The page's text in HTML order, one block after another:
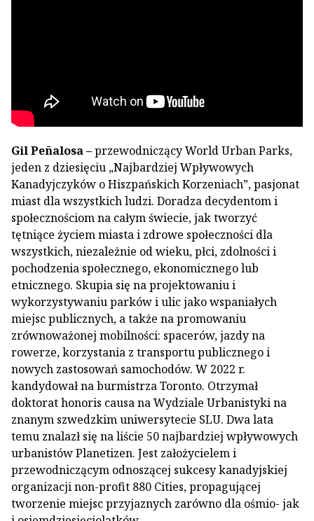
Gil Peñalosa–przewodniczący World Urban Parks,
jeden z dziesięciu „Najbardziej Wpływowych
Kanadyjczyków o Hiszpańskich Korzeniach”, pasjonat
miast dla wszystkich ludzi. Doradza decydentom i
społecznościom na całym świecie, jak tworzyć
tętniące życiem miasta i zdrowe społeczności dla
wszystkich, niezależnie od wieku, płci, zdolności i
pochodzenia społecznego, ekonomicznego lub
etnicznego. Skupia się na projektowaniu i
wykorzystywaniu parków i ulic jako wspaniałych
miejsc publicznych, a także na promowaniu
zrównoważonej mobilności: spacerów, jazdy na
rowerze, korzystania z transportu publicznego i
nowych zastosowań samochodów. W 2022 r.
kandydował na burmistrza Toronto. Otrzymał
doktorat honoris causa na Wydziale Urbanistyki na
znanym szwedzkim uniwersytecie SLU. Dwa lata
temu znalazł się na liście 50 najbardziej wpływowych
urbanistów Planetizen. Jest założycielem i
przewodniczącym odnoszącej sukcesy kanadyjskiej
organizacji non-profit 880 Cities, propagującej
tworzenie miejsc przyjaznych zarówno dla ośmio- jak